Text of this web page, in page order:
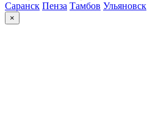
Саранск Пенза Тамбов Ульяновск
×